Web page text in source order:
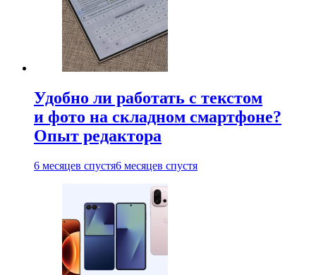
Удобно ли работать с текстом
и фото на складном смартфоне?
Опыт редактора
6 месяцев спустя6 месяцев спустя